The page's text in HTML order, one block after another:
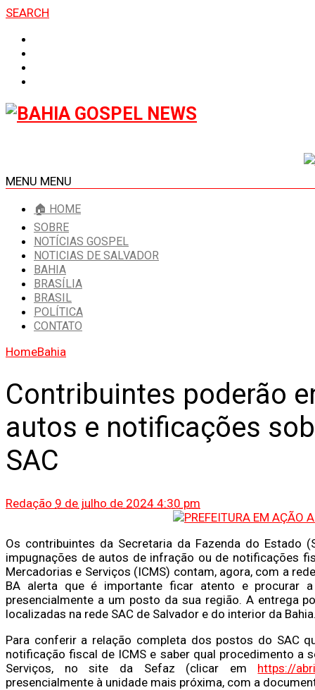
SEARCH
MENU MENU
🏠 HOME
SOBRE
NOTÍCIAS GOSPEL
NOTICIAS DE SALVADOR
BAHIA
BRASÍLIA
BRASIL
POLÍTICA
CONTATO
HomeBahia
Contribuintes poderão
autos e notificações
SAC
Redação 9 de julho de 2024 4:30 pm
Os contribuintes da Secretaria da Fazenda do Estado
impugnações de autos de infração ou de notificações
Mercadorias e Serviços (ICMS) contam, agora, com a
BA alerta que é importante ficar atento e procurar a
presencialmente a um posto da sua região. A entrega
localizadas na rede SAC de Salvador e do interior da
Para conferir a relação completa dos postos do SAC
notificação fiscal de ICMS e saber qual procedimento a
Serviços, no site da Sefaz (clicar em https://
presencialmente à unidade mais próxima, com a